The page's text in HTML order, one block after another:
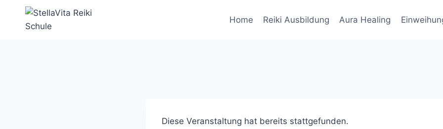
springen
Home Reiki Ausbildung Aura Healing
Diese Veranstaltung hat bereits stattgefunden.